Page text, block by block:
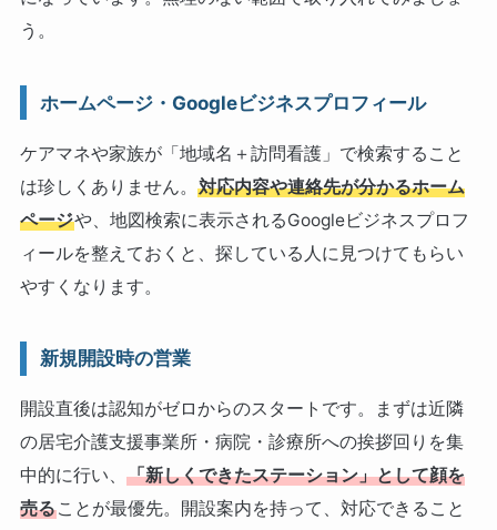
う。
ホームページ・Googleビジネスプロフィール
ケアマネや家族が「地域名＋訪問看護」で検索すること
は珍しくありません。 対応内容や連絡先が分かるホーム
ページや、地図検索に表示されるGoogleビジネスプロフ
ィールを整えておくと、探している人に見つけてもらい
やすくなります。
新規開設時の営業
開設直後は認知がゼロからのスタートです。まずは近隣
の居宅介護支援事業所・病院・診療所への挨拶回りを集
中的に行い、 「新しくできたステーション」として顔を
売ることが最優先。開設案内を持って、対応できること